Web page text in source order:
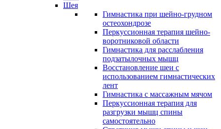
Шея
Гимнастика при шейно-грудном
остеохондрозе
Перкуссионная терапия шейно-
воротниковой области
Гимнастика для расслабления
подзатылочных мышц
Восстановление шеи с
использованием гимнастических
лент
Гимнастика с массажным мячом
Перкуссионная терапия для
разгрузки мышц спины
самостоятельно